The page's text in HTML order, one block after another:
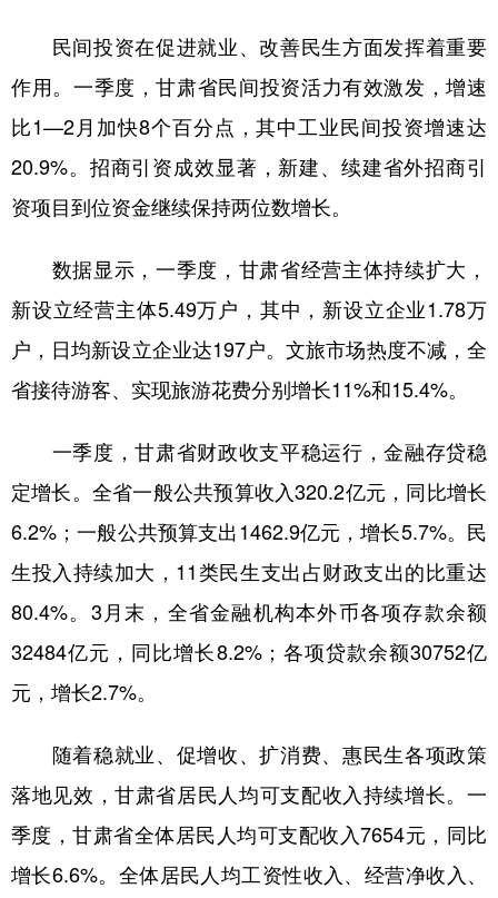
民间投资在促进就业、改善民生方面发挥着重要
作用。一季度，甘肃省民间投资活力有效激发，增速
比1—2月加快8个百分点，其中工业民间投资增速达
20.9%。招商引资成效显著，新建、续建省外招商引
资项目到位资金继续保持两位数增长。
数据显示，一季度，甘肃省经营主体持续扩大，
新设立经营主体5.49万户，其中，新设立企业1.78万
户，日均新设立企业达197户。文旅市场热度不减，全
省接待游客、实现旅游花费分别增长11%和15.4%。
一季度，甘肃省财政收支平稳运行，金融存贷稳
定增长。全省一般公共预算收入320.2亿元，同比增长
6.2%；一般公共预算支出1462.9亿元，增长5.7%。民
生投入持续加大，11类民生支出占财政支出的比重达
80.4%。3月末，全省金融机构本外币各项存款余额
32484亿元，同比增长8.2%；各项贷款余额30752亿
元，增长2.7%。
随着稳就业、促增收、扩消费、惠民生各项政策
落地见效，甘肃省居民人均可支配收入持续增长。一
季度，甘肃省全体居民人均可支配收入7654元，同比
增长6.6%。全体居民人均工资性收入、经营净收入、